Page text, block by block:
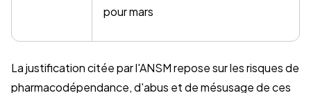
pour mars
La justification citée par l'ANSM repose sur les risques de
pharmacodépendance, d'abus et de mésusage de ces